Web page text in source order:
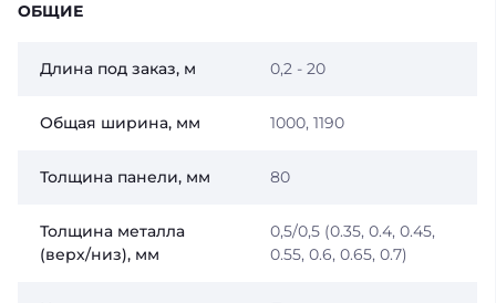
ОБЩИЕ
Длина под заказ, м 0,2 - 20
Общая ширина, мм 1000, 1190
Толщина панели, мм 80
Толщина металла
(верх/низ), мм
0,5/0,5 (0.35, 0.4, 0.45,
0.55, 0.6, 0.65, 0.7)